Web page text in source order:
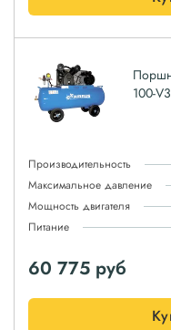
100-
Производительность
Максимальное давление
Мощность двигателя
Питание
60 775 руб